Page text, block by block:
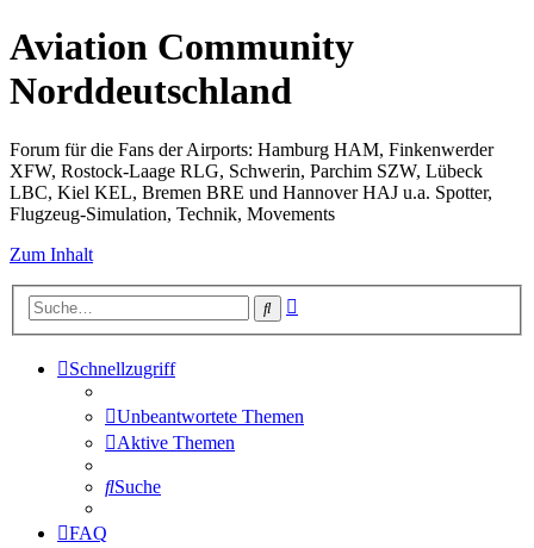
Aviation Community
Norddeutschland
Forum für die Fans der Airports: Hamburg HAM, Finkenwerder
XFW, Rostock-Laage RLG, Schwerin, Parchim SZW, Lübeck
LBC, Kiel KEL, Bremen BRE und Hannover HAJ u.a. Spotter,
Flugzeug-Simulation, Technik, Movements
Zum Inhalt
Suche
Schnellzugriff
Unbeantwortete Themen
Aktive Themen
Suche
FAQ